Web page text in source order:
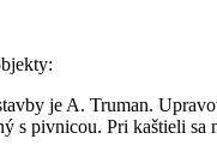
je A. Truman.
pivnicou. Pri kaštieli sa